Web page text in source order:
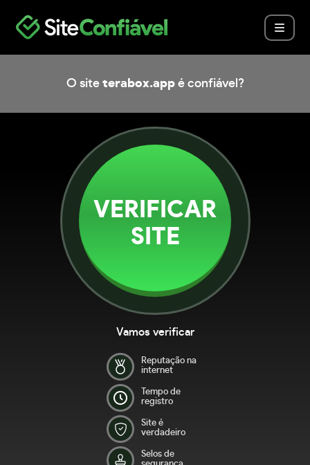
O site terabox.appé confiável?
VERIFICAR
SITE
Vamos verificar
Reputação na
internet
Tempo de
registro
Site é
verdadeiro
Selos de